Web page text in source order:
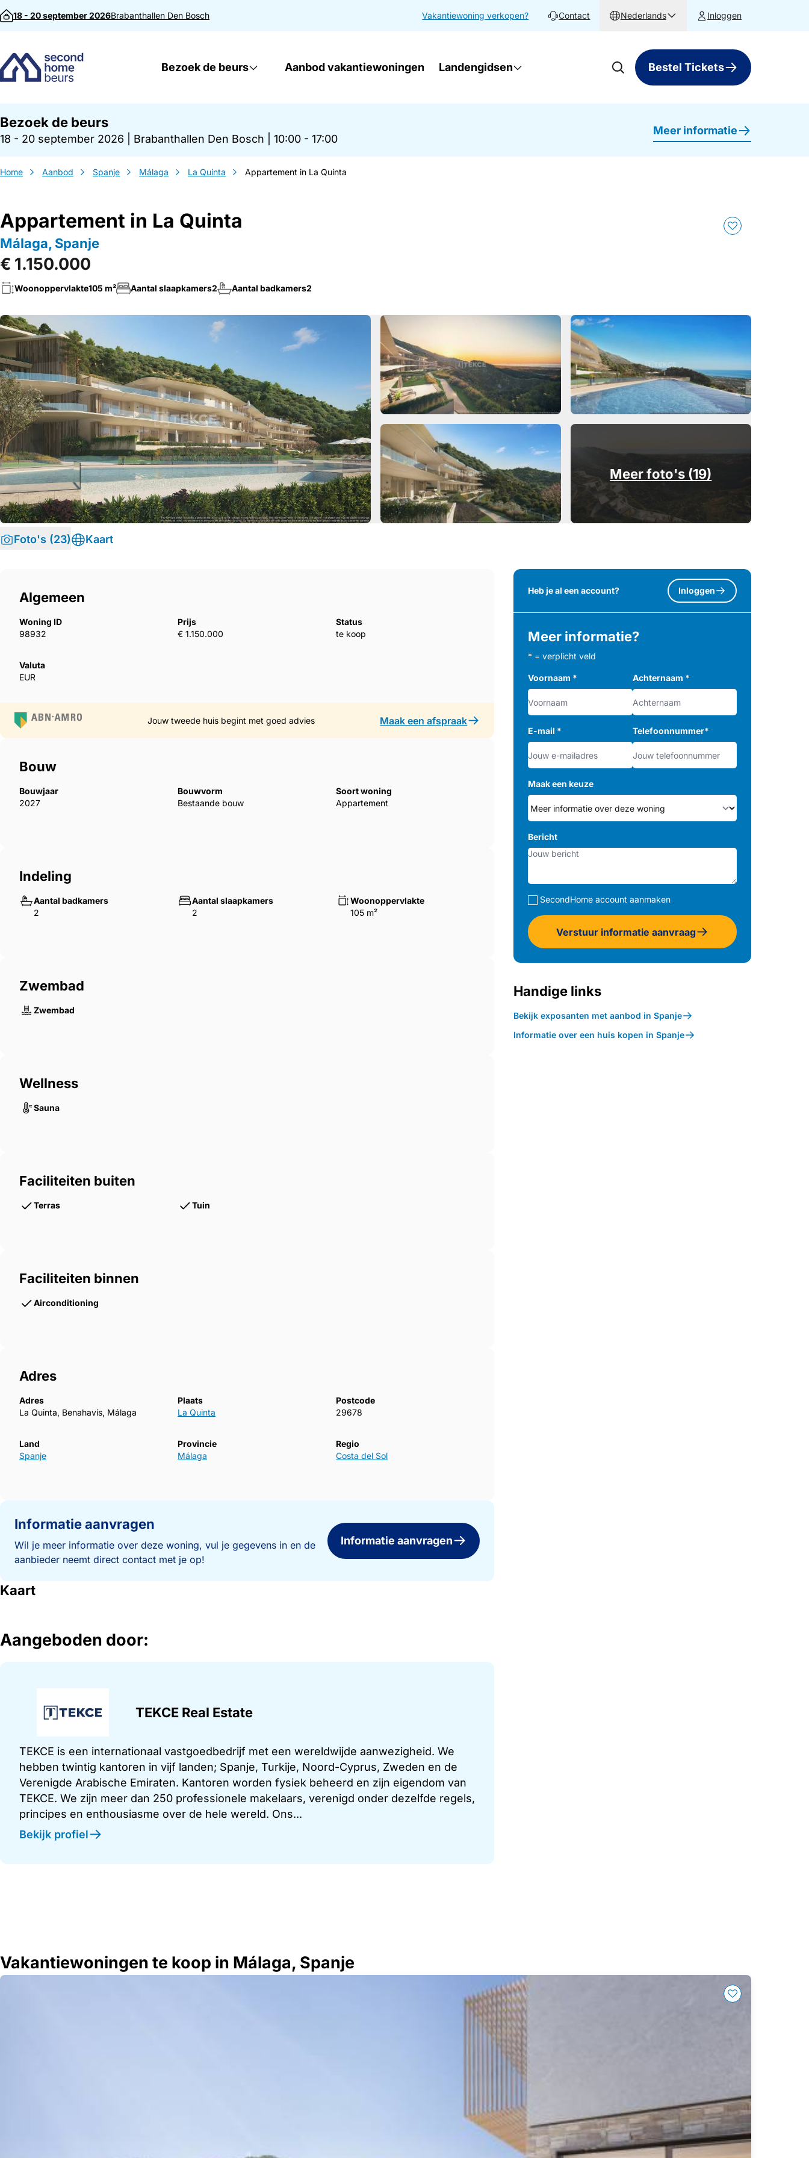
Direct naar inhoud
18 - 20 september 2026Brabanthallen Den Bosch Vakantiewoning verkopen? Contact Nederlands Inloggen
Bezoek de beurs Aanbod vakantiewoningen Landengidsen Bestel Tickets
Bezoek de beurs
18 - 20 september 2026 Brabanthallen Den Bosch 10:00 - 17:00
Meer informatie
Home Aanbod Spanje Málaga La Quinta Appartement in La Quinta
Appartement in La Quinta
Málaga, Spanje
€ 1.150.000
Woonoppervlakte105 m² Aantal slaapkamers2 Aantal badkamers2
Meer foto's (19)
Foto's (23) Kaart
Algemeen
Woning ID
98932
Prijs
€ 1.150.000
Status
te koop
Valuta
EUR
Jouw tweede huis begint met goed advies Maak een afspraak
Bouw
Bouwjaar
2027
Bouwvorm
Bestaande bouw
Soort woning
Appartement
Indeling
Aantal badkamers
2
Aantal slaapkamers
2
Woonoppervlakte
105 m²
Zwembad
Zwembad
Wellness
Sauna
Faciliteiten buiten
Terras Tuin
Faciliteiten binnen
Airconditioning
Adres
Adres
La Quinta, Benahavís, Málaga
Plaats
La Quinta
Postcode
29678
Land
Spanje
Provincie
Málaga
Regio
Costa del Sol
Informatie aanvragen
Wil je meer informatie over deze woning, vul je gegevens in en de
aanbieder neemt direct contact met je op!
Informatie aanvragen
Kaart
Aangeboden door:
TEKCE Real Estate
TEKCE is een internationaal vastgoedbedrijf met een wereldwijde aanwezigheid. We
hebben twintig kantoren in vijf landen; Spanje, Turkije, Noord-Cyprus, Zweden en de
Verenigde Arabische Emiraten. Kantoren worden fysiek beheerd en zijn eigendom van
TEKCE. We zijn meer dan 250 professionele makelaars, verenigd onder dezelfde regels,
principes en enthousiasme over de hele wereld. Ons...
Bekijk profiel
Heb je al een account? Inloggen
Meer informatie?
* = verplicht veld
Voornaam * Achternaam *
E-mail * Telefoonnummer*
Maak een keuze
Bericht
SecondHome account aanmaken
Verstuur informatie aanvraag
Handige links
Bekijk exposanten met aanbod in Spanje
Informatie over een huis kopen in Spanje
Vakantiewoningen te koop in Málaga, Spanje